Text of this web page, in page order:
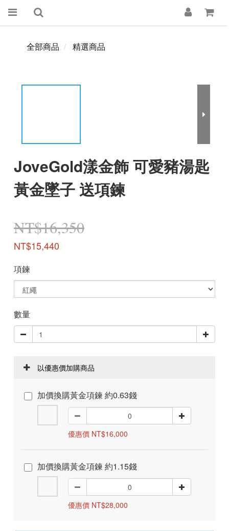
全部商品 精選商品
JoveGold漾金飾 可愛豬湯匙
黃金墜子 送項鍊
NT$16,350
NT$15,440
項鍊
數量
以優惠價加購商品
加價換購黃金項鍊 約0.63錢
優惠價 NT$16,000
加價換購黃金項鍊 約1.15錢
優惠價 NT$28,000